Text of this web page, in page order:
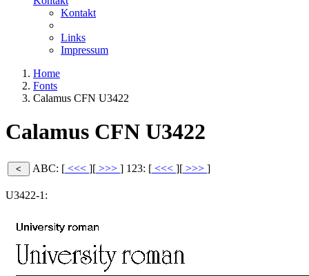
Kontakt
Links
Impressum
Home
Fonts
Calamus CFN U3422
Calamus CFN U3422
ABC: [ <<< ][ >>> ] 123: [ <<< ][ >>> ]
U3422-1: